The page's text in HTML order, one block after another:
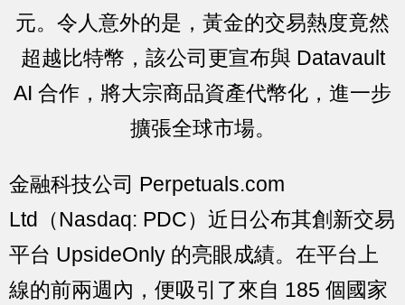
元。令人意外的是，黃金的交易熱度竟然
超越比特幣，該公司更宣布與 Datavault
AI 合作，將大宗商品資產代幣化，進一步
擴張全球市場。
金融科技公司 Perpetuals.com
Ltd（Nasdaq: PDC）近日公布其創新交易
平台 UpsideOnly 的亮眼成績。在平台上
線的前兩週內，便吸引了來自 185 個國家